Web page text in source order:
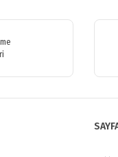
görüntülenemiyor.